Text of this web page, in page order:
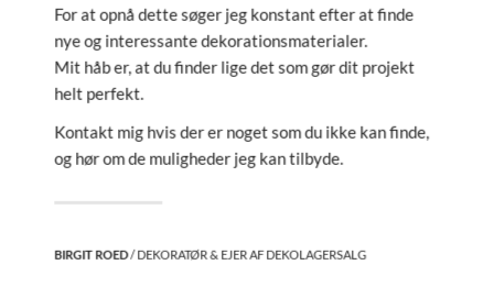
For at opnå dette søger jeg konstant efter at finde
nye og interessante dekorationsmaterialer.
Mit håb er, at du finder lige det som gør dit projekt
helt perfekt.
Kontakt mig hvis der er noget som du ikke kan finde,
og hør om de muligheder jeg kan tilbyde.
BIRGIT ROED/ DEKORATØR & EJER AF DEKOLAGERSALG